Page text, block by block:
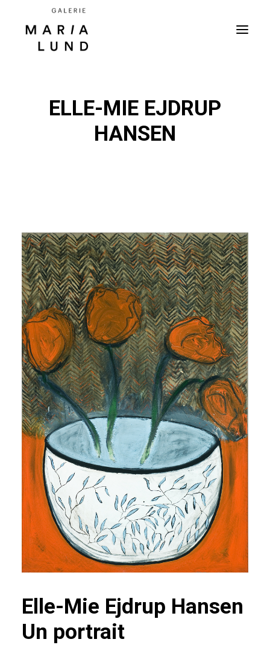
ELLE-MIE EJDRUP
HANSEN
Elle-Mie Ejdrup Hansen
Un portrait